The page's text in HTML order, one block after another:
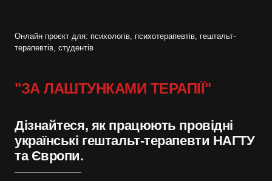
Онлайн проєкт для: психологів, психотерапевтів, гештальт-
терапевтів, студентів
"ЗА ЛАШТУНКАМИ ТЕРАПІЇ"
Дізнайтеся, як працюють провідні
українські гештальт-терапевти НАГТУ
та Європи.